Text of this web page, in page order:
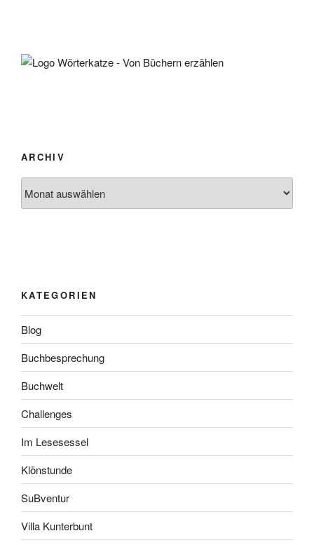
ARCHIV
KATEGORIEN
Blog
Buchbesprechung
Buchwelt
Challenges
Im Lesesessel
Klönstunde
SuBventur
Villa Kunterbunt